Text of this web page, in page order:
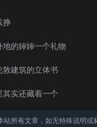
挣
地的婶婶一个礼物
敦建筑的立体书
其实还藏着一个
站所有文章，如无特殊说明或